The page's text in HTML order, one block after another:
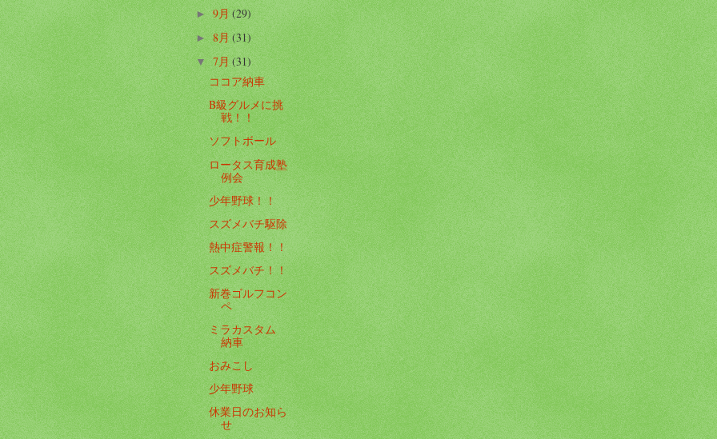
►9月(29)
►8月(31)
▼7月(31)
ココア納車
B級グルメに挑
戦！！
ソフトボール
ロータス育成塾
例会
少年野球！！
スズメバチ駆除
熱中症警報！！
スズメバチ！！
新巻ゴルフコン
ペ
ミラカスタム
納車
おみこし
少年野球
休業日のお知ら
せ